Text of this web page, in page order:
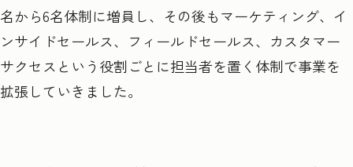
名から6名体制に増員し、その後もマーケティング、イ
ンサイドセールス、フィールドセールス、カスタマー
サクセスという役割ごとに担当者を置く体制で事業を
拡張していきました。